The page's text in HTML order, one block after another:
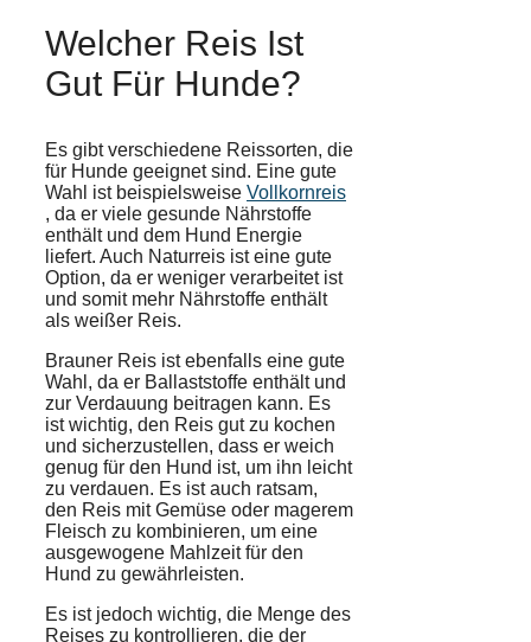
Welcher Reis Ist
Gut Für Hunde?
Es gibt verschiedene Reissorten, die
für Hunde geeignet sind. Eine gute
Wahl ist beispielsweise Vollkornreis
, da er viele gesunde Nährstoffe
enthält und dem Hund Energie
liefert. Auch Naturreis ist eine gute
Option, da er weniger verarbeitet ist
und somit mehr Nährstoffe enthält
als weißer Reis.
Brauner Reis ist ebenfalls eine gute
Wahl, da er Ballaststoffe enthält und
zur Verdauung beitragen kann. Es
ist wichtig, den Reis gut zu kochen
und sicherzustellen, dass er weich
genug für den Hund ist, um ihn leicht
zu verdauen. Es ist auch ratsam,
den Reis mitGemüse oder magerem
Fleisch zu kombinieren, um eine
ausgewogene Mahlzeit für den
Hund zu gewährleisten.
Es ist jedoch wichtig, die Menge des
Reises zu kontrollieren, die der